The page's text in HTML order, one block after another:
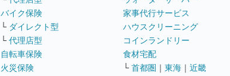
バイク保険
└ ダイレクト型
└ 代理店型
自転車保険
火災保険
家事代行サービス
ハウスクリーニング
コインランドリー
食材宅配
└ 首都圏 ｜ 東海 ｜ 近畿